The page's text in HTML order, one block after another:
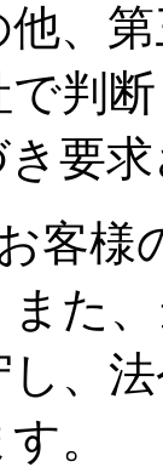
他、
判
き要
客様
た
、
。